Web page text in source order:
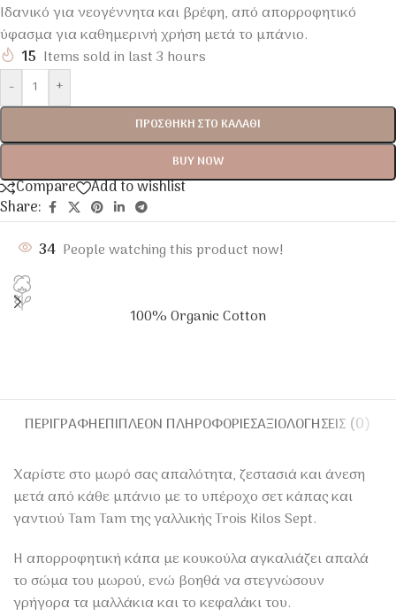
Ιδανικό για νεογέννητα και βρέφη, από απορροφητικό
ύφασμα για καθημερινή χρήση μετά το μπάνιο.
15 Items sold in last 3 hours
-
+
ΠΡΟΣΘΉΚΗ ΣΤΟ ΚΑΛΆΘΙ
BUY NOW
Compare
Add to wishlist
Share:
34 People watching this product now!
100% Organic Cotton
ΠΕΡΙΓΡΑΦΉΕΠΙΠΛΈΟΝ ΠΛΗΡΟΦΟΡΊΕΣΑΞΙΟΛΟΓΉΣΕΙΣ (0)
Χαρίστε στο μωρό σας απαλότητα, ζεστασιά και άνεση
μετά από κάθε μπάνιο με το υπέροχο σετ κάπας και
γαντιού Tam Tam της γαλλικής Trois Kilos Sept.
Η απορροφητική κάπα με κουκούλα αγκαλιάζει απαλά
το σώμα του μωρού, ενώ βοηθά να στεγνώσουν
γρήγορα τα μαλλάκια και το κεφαλάκι του.